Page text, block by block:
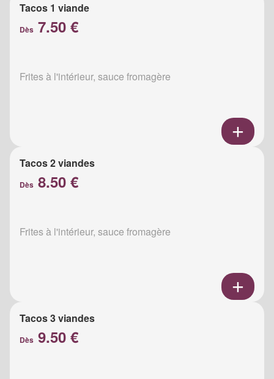
Tacos 1 viande
Dès 7.50 €
Frites à l'intérieur, sauce fromagère
Tacos 2 viandes
Dès 8.50 €
Frites à l'intérieur, sauce fromagère
Tacos 3 viandes
Dès 9.50 €